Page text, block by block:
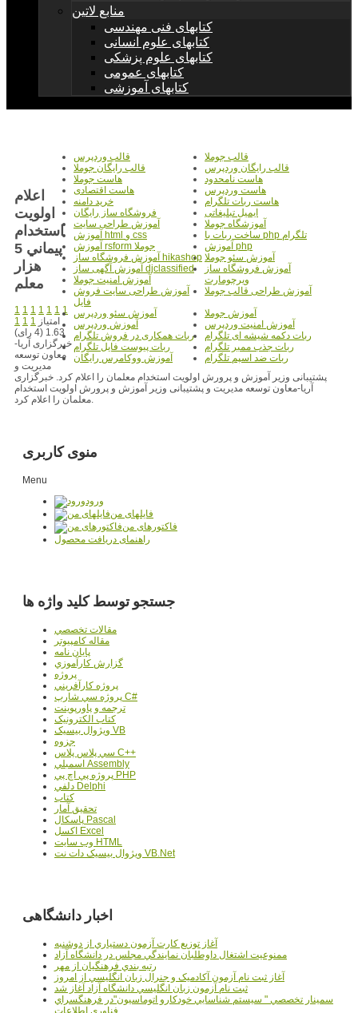
منابع لاتین
کتابهای فنی مهندسی
کتابهای علوم انسانی
کتابهای علوم پزشکی
کتابهای عمومی
کتابهای آموزشی
قالب جوملا
قالب وردپرس
قالب رایگان وردپرس
قالب رایگان جوملا
هاست نامحدود
هاست جوملا
هاست وردپرس
هاست اقتصادی
هاست ربات تلگرام
خرید دامنه
ایمیل تبلیغاتی
فروشگاه ساز رایگان
آموزشگاه جوملا
آموزش طراحی سایت
ساخت ربات با php تلگرام
آموزش html و css
آموزش php
آموزش rsform جوملا
آموزش سئو جوملا آموزش فروشگاه ساز hikashop
آموزش فروشگاه ساز
ویرچومارت
آموزش آگهی ساز djclassified
آموزش امنیت جوملا
آموزش طراحی قالب جوملا
آموزش طراحی سایت فروش
فایل
آموزش جوملا
آموزش سئو وردپرس
آموزش امنیت وردپرس
آموزش وردپرس
ربات دکمه شیشه ای تلگرام
ربات همکاری در فروش تلگرام
ربات جذب ممبر تلگرام
ربات پیوست فایل تلگرام
ربات ضد اسپم تلگرام
آموزش ووکامرس رایگان
اعلام
اولويت
استخدام
پيماني 5
هزار
معلم
1 1 1 1 1 1 1
1 1 1 امتیاز
1.63 (4 رای)
خبرگزاری آریا-
معاون توسعه
مدیریت و
پشتیبانی وزیر آموزش و پرورش اولویت استخدام معلمان را اعلام کرد. خبرگزاری
آریا-معاون توسعه مدیریت و پشتیبانی وزیر آموزش و پرورش اولویت استخدام
معلمان را اعلام کرد.
منوی کاربری
Menu
ورود
فایلهای من
فاکتورهای من
راهنمای دریافت محصول
جستجو توسط کلید واژه ها
مقالات تخصصي
مقاله کامپیوتر
پایان نامه
گزارش کارآموزي
پروژه
پروژه کارآفريني
پروژه سي شارپ C#
ترجمه و پاورپوينت
کتاب الکترونيک
ويژوال بيسيک VB
جزوه
سي پلاس پلاس C++
اسمبلي Assembly
پروژه پي اچ پي PHP
دلفي Delphi
کتاب
تحقيق آمار
پاسکال Pascal
اکسل Excel
وب سايت HTML
ويژوال بيسيک دات نت VB.Net
اخبار دانشگاهی
آغاز توزيع کارت آزمون دستياري از دوشنبه
ممنوعيت اشتغال داوطلبان نمايندگي مجلس در دانشگاه آزاد
رتبه بندي فرهنگيان از مهر
آغاز ثبت نام آزمون آکادميک و جنرال زبان انگليسي از امروز
ثبت نام آزمون زبان انگليسي دانشگاه آزاد آغاز شد
سمينار تخصصي " سيستم شناسايي خودکارو اتوماسيون"در فرهنگسراي
فناوري اطلاعات